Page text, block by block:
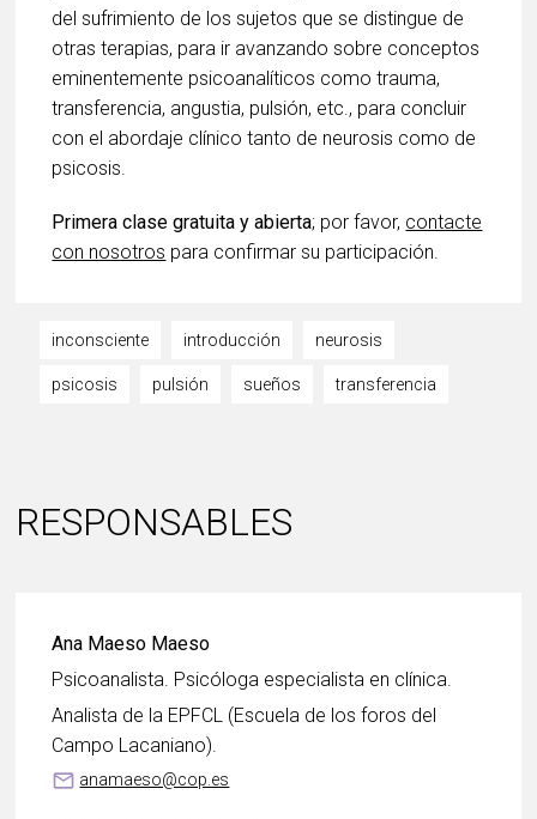
del sufrimiento de los sujetos que se distingue de
otras terapias, para ir avanzando sobre conceptos
eminentemente psicoanalíticos como trauma,
transferencia, angustia, pulsión, etc., para concluir
con el abordaje clínico tanto de neurosis como de
psicosis.
Primera clase gratuita y abierta; por favor, contacte
con nosotros para confirmar su participación.
inconsciente introducción neurosis
psicosis pulsión sueños transferencia
RESPONSABLES
Ana Maeso Maeso
Psicoanalista. Psicóloga especialista en clínica.
Analista de la EPFCL (Escuela de los foros del
Campo Lacaniano).
mail_outline anamaeso@cop.es